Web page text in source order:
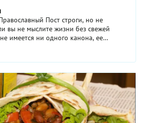
Пост строги, но не
вы не мыслите жизни без свежей
имеется ни одного канона, ее
постная выпечка не ...